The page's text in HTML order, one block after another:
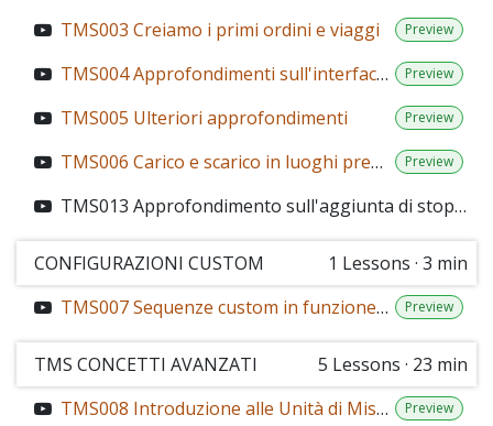
TMS003 Creiamo i primi ordini e viaggi Preview
TMS004 Approfondimenti sull'interfaccia Preview
TMS005 Ulteriori approfondimenti Preview
TMS006 Carico e scarico in luoghi predefiniti Preview
TMS013 Approfondimento sull'aggiunta di stop ed operzioni di carico e escarico
CONFIGURAZIONI CUSTOM 1 Lessons · 3 min
TMS007 Sequenze custom in funzione del tipo viaggio
Preview
TMS CONCETTI AVANZATI 5 Lessons · 23 min
TMS008 Introduzione alle Unità di Misura
Preview